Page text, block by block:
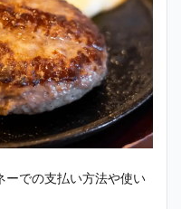
ーでの支払い方法や使い